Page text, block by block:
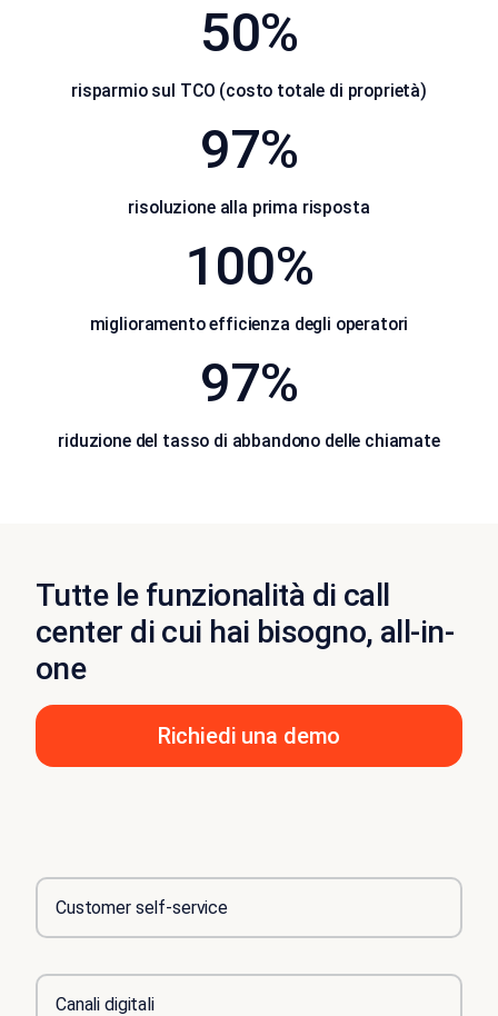
50%
risparmio sul TCO (costo totale di proprietà)
97%
risoluzione alla prima risposta
100%
miglioramento efficienza degli operatori
97%
riduzione del tasso di abbandono delle chiamate
Tutte le funzionalità di call
center di cui hai bisogno, all-in-
one
Richiedi una demo
Customer self-service
Canali digitali